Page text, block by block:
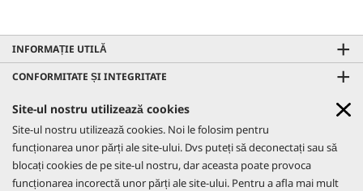
Site-ul nostru utilizează cookies
Site-ul nostru utilizează cookies. Noi le folosim pentru
funcționarea unor părți ale site-ului. Dvs puteți să deconectați sau să
blocați cookies de pe site-ul nostru, dar aceasta poate provoca
funcționarea incorectă unor părți ale site-ului. Pentru a afla mai mult
Află mai multe
AFLĂ MAI MULTE
INFORMAȚIE UTILĂ
CONFORMITATE ȘI INTEGRITATE
CONTACTE
REȚELE SOCIALE
CO₂- NEUTRAL WEBSITE